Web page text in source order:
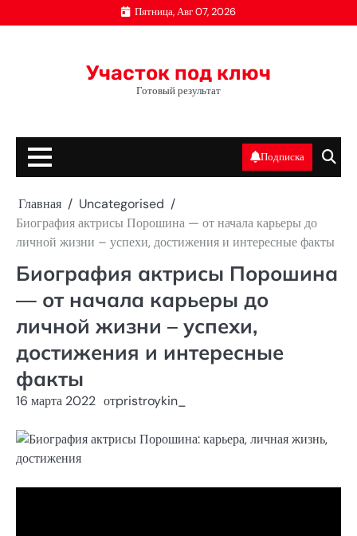
к
Пятница, Авг 07, 2026
Участок под ключ
Готовый результат
Подписка
Главная
Uncategorised
Биография актрисы Порошина — от начала карьеры до
личной жизни – успехи, достижения и интересные факты
Биография актрисы Порошина
— от начала карьеры до
личной жизни – успехи,
достижения и интересные
факты
16 марта 2022 отpristroykin_